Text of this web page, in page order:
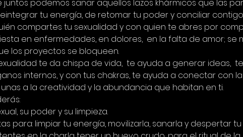
podemos sanar aquellos lazos khármicos que las
tu energía, de retomar tu poder y conciliar
compartes tu sexualidad y con quien te abres por
en enfermedades, en dolores,  en la falta de amor;
los proyectos se bloqueen.
te da chispa de vida,  te ayuda a generar ideas,
internos, y con tus chakras, te ayuda a conectar con
a la creatividad y la abundancia que habitan en ti.
su poder y su limpieza.
para: limpiar tu energía, movilizarla, sanarla y despertar